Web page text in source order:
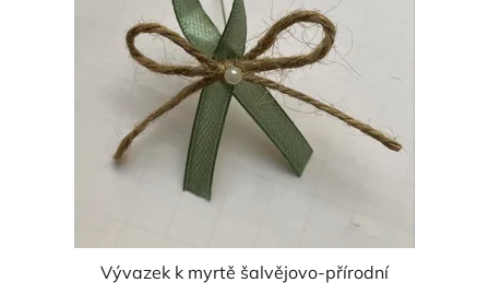
Vývazek k myrtě šalvějovo-přírodní